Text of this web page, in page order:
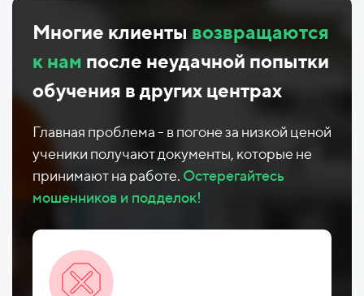
Многие клиенты возвращаются
к нам после неудачной попытки
обучения в других центрах
Главная проблема - в погоне за низкой ценой
ученики получают документы, которые не
принимают на работе. Остерегайтесь
мошенников и подделок!